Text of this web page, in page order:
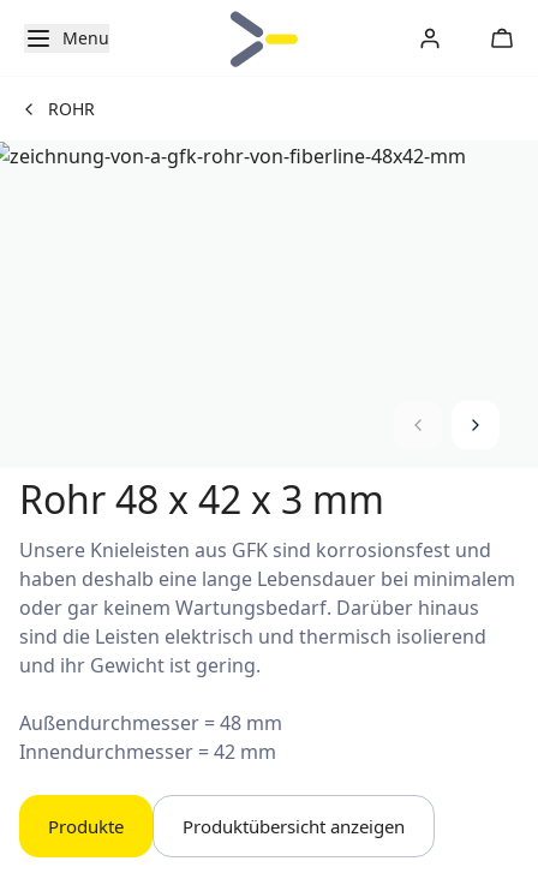
Menu
ROHR
Rohr 48 x 42 x 3 mm
Unsere Knieleisten aus GFK sind korrosionsfest und
haben deshalb eine lange Lebensdauer bei minimalem
oder gar keinem Wartungsbedarf. Darüber hinaus
sind die Leisten elektrisch und thermisch isolierend
und ihr Gewicht ist gering.
Außendurchmesser = 48 mm
Innendurchmesser = 42 mm
Produkte Produktübersicht anzeigen